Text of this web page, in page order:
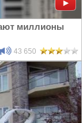
миллионы
43 650